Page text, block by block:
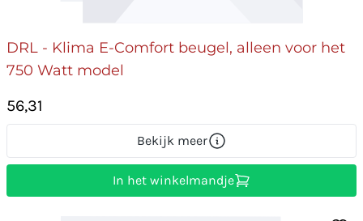
DRL - Klima E-Comfort beugel, alleen voor het
750 Watt model
56,31
Bekijk meer
In het winkelmandje